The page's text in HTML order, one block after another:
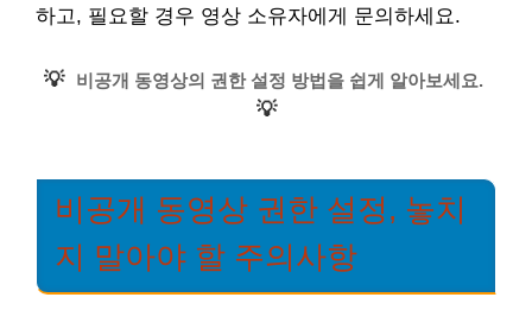
하고, 필요할 경우 영상 소유자에게 문의하세요.
💡 비공개 동영상의 권한 설정 방법을 쉽게 알아보세요.
💡
비공개 동영상 권한 설정, 놓치
지 말아야 할 주의사항